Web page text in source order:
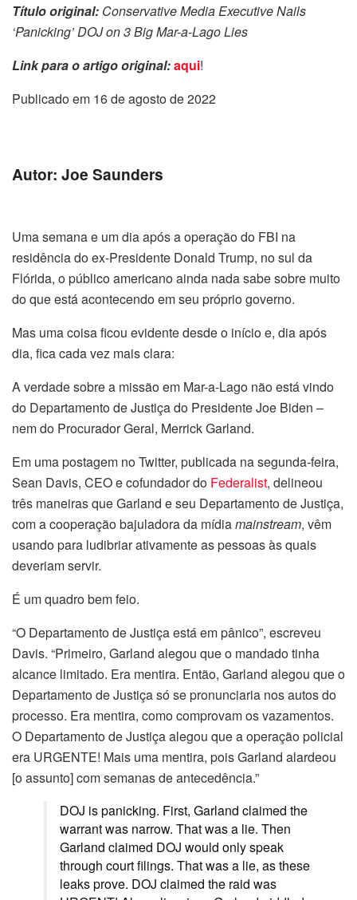
Título original: Conservative Media Executive Nails
‘Panicking’ DOJ on 3 Big Mar-a-Lago Lies
Link para o artigo original:aqui!
Publicado em 16 de agosto de 2022
Autor: Joe Saunders
Uma semana e um dia após a operação do FBI na
residência do ex-Presidente Donald Trump, no sul da
Flórida, o público americano ainda nada sabe sobre muito
do que está acontecendo em seu próprio governo.
Mas uma coisa ficou evidente desde o início e, dia após
dia, fica cada vez mais clara:
A verdade sobre a missão em Mar-a-Lago não está vindo
do Departamento de Justiça do Presidente Joe Biden –
nem do Procurador Geral, Merrick Garland.
Em uma postagem no Twitter, publicada na segunda-feira,
Sean Davis, CEO e cofundador do Federalist, delineou
três maneiras que Garland e seu Departamento de Justiça,
com a cooperação bajuladora da mídiamainstream, vêm
usando para ludibriar ativamente as pessoas às quais
deveriam servir.
É um quadro bem feio.
“O Departamento de Justiça está em pânico”, escreveu
Davis. “Primeiro, Garland alegou que o mandado tinha
alcance limitado. Era mentira. Então, Garland alegou que o
Departamento de Justiça só se pronunciaria nos autos do
processo. Era mentira, como comprovam os vazamentos.
O Departamento de Justiça alegou que a operação policial
era URGENTE! Mais uma mentira, pois Garland alardeou
[o assunto] com semanas de antecedência.”
DOJ is panicking. First, Garland claimed the
warrant was narrow. That was a lie. Then
Garland claimed DOJ would only speak
through court filings. That was a lie, as these
leaks prove. DOJ claimed the raid was